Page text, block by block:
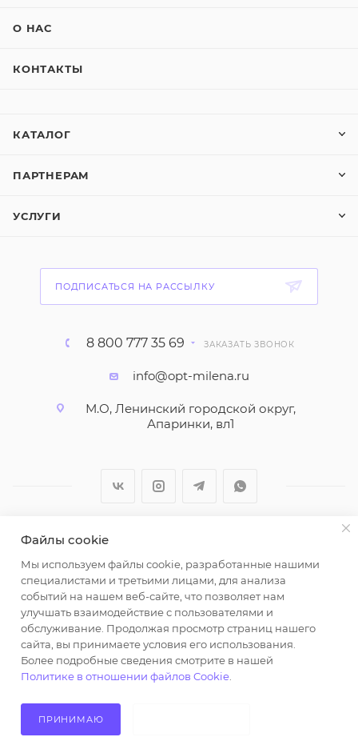
О НАС
КОНТАКТЫ
КАТАЛОГ
ПАРТНЕРАМ
УСЛУГИ
ПОДПИСАТЬСЯ НА РАССЫЛКУ
8 800 777 35 69 ЗАКАЗАТЬ ЗВОНОК
info@opt-milena.ru
М.О, Ленинский городской округ,
Апаринки, вл1
2026 © ООО "Вайт Текстиль групп"
Любая информация на сайте носит справочный
характер и не является публичной офертой
определяемой положениями пункта 2 статьи 437
Гражданского кодекса Российской Федерации.
Использование любых материалов, опубликованных
на https://opt-milena.ru, допустимо только при
наличии письменного разрешения редакции и
активной ссылки на https://opt-milena.ru
Файлы cookie
Мы используем файлы cookie, разработанные нашими
специалистами и третьими лицами, для анализа
событий на нашем веб-сайте, что позволяет нам
улучшать взаимодействие с пользователями и
обслуживание. Продолжая просмотр страниц нашего
сайта, вы принимаете условия его использования.
Более подробные сведения смотрите в нашей
Политике в отношении файлов Cookie
ПРИНИМАЮ